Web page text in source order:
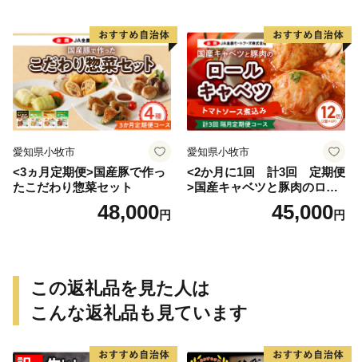
愛知県小牧市
<3ヵ月定期便>国産豚で作っ
たこだわり惣菜セット
48,000円
愛知県小牧市
<2か月に1回 計3回 定期便
>国産キャベツと豚肉のロー
ルキャベツ（6P入り）
45,000円
この返礼品を見た人は
こんな返礼品も見ています